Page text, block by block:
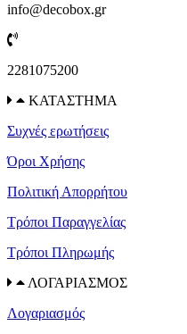
info@decobox.gr
2281075200
ΚΑΤΑΣΤΗΜΑ
Συχνές ερωτήσεις
Όροι Χρήσης
Πολιτική Απορρήτου
Τρόποι Παραγγελίας
Τρόποι Πληρωμής
ΛΟΓΑΡΙΑΣΜΟΣ
Λογαριασμός